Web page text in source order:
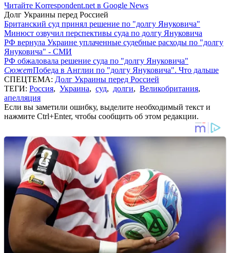
Читайте Korrespondent.net в Google News
Долг Украины перед Россией
Британский суд принял решение по "долгу Януковича"
Минюст озвучил перспективы суда по долгу Януковича
РФ вернула Украине уплаченные судебные расходы по "долгу
Януковича" - СМИ
РФ обжаловала решение суда по "долгу Януковича"
СюжетПобеда в Англии по "долгу Януковича". Что дальше
СПЕЦТЕМА: Долг Украины перед Россией
ТЕГИ: Россия, Украина, суд, долги, Великобритания,
апелляция
Если вы заметили ошибку, выделите необходимый текст и
нажмите Ctrl+Enter, чтобы сообщить об этом редакции.